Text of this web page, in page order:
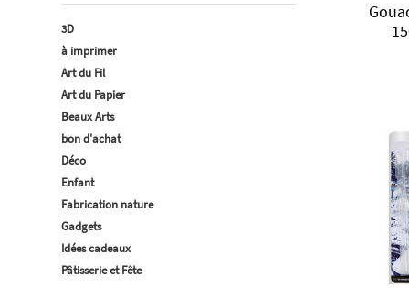
3D
à imprimer
Art du Fil
Art du Papier
Beaux Arts
bon d'achat
Déco
Enfant
Fabrication nature
Gadgets
Idées cadeaux
Pâtisserie et Fête